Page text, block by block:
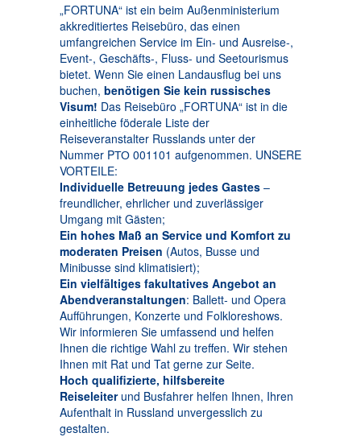
„FORTUNA“ ist ein beim Außenministerium
akkreditiertes Reisebüro, das einen
umfangreichen Service im Ein- und Ausreise-,
Event-, Geschäfts-, Fluss- und Seetourismus
bietet. Wenn Sie einen Landausflug bei uns
buchen, benötigen Sie kein russisches
Visum! Das Reisebüro „FORTUNA“ ist in die
einheitliche föderale Liste der
Reiseveranstalter Russlands unter der
Nummer PТО 001101 aufgenommen. UNSERE
VORTEILE:
Individuelle Betreuung jedes Gastes –
freundlicher, ehrlicher und zuverlässiger
Umgang mit Gästen;
Ein hohes Maß an Service und Komfort zu
moderaten Preisen (Autos, Busse und
Minibusse sind klimatisiert);
Ein vielfältiges fakultatives Angebot an
Abendveranstaltungen: Ballett- und Opera
Aufführungen, Konzerte und Folkloreshows.
Wir informieren Sie umfassend und helfen
Ihnen die richtige Wahl zu treffen. Wir stehen
Ihnen mit Rat und Tat gerne zur Seite.
Hoch qualifizierte, hilfsbereite
Reiseleiterund Busfahrer helfen Ihnen, Ihren
Aufenthalt in Russland unvergesslich zu
gestalten.